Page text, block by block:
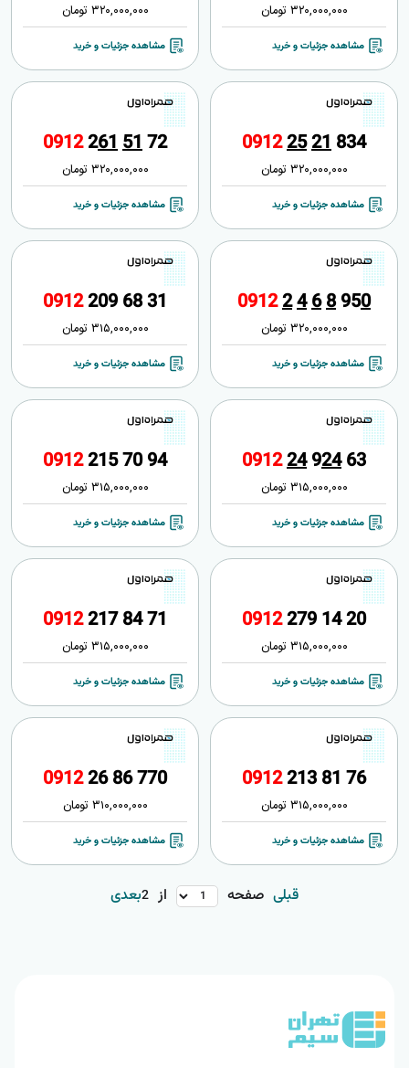
320,000,000 تومان
مشاهده جزئیات و خرید
320,000,000 تومان
مشاهده جزئیات و خرید
09122521834
320,000,000 تومان
مشاهده جزئیات و خرید
09122615172
320,000,000 تومان
مشاهده جزئیات و خرید
09122468950
320,000,000 تومان
مشاهده جزئیات و خرید
09122096831
315,000,000 تومان
مشاهده جزئیات و خرید
09122492463
315,000,000 تومان
مشاهده جزئیات و خرید
09122157094
315,000,000 تومان
مشاهده جزئیات و خرید
09122791420
315,000,000 تومان
مشاهده جزئیات و خرید
09122178471
315,000,000 تومان
مشاهده جزئیات و خرید
091221381 76
315,000,000 تومان
مشاهده جزئیات و خرید
09122686770
310,000,000 تومان
مشاهده جزئیات و خرید
قبلی صفحه از 2بعدی